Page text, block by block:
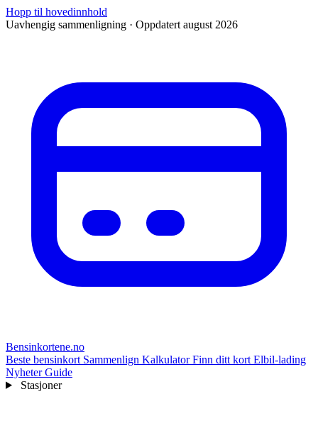
Hopp til hovedinnhold
Uavhengig sammenligning · Oppdatert august 2026
Bensinkortene.no
Beste bensinkort Sammenlign KalkulatorFinn ditt kort Elbil-lading
NyheterGuide
Stasjoner